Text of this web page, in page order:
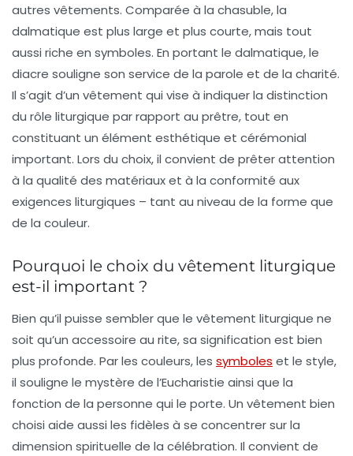
autres vêtements. Comparée à la chasuble, la
dalmatique est plus large et plus courte, mais tout
aussi riche en symboles. En portant le dalmatique, le
diacre souligne son service de la parole et de la charité.
Il s’agit d’un vêtement qui vise à indiquerla distinction
du rôle liturgique par rapport au prêtre, tout en
constituant un élément esthétique et cérémonial
important. Lors du choix, il convient de prêter attention
à la qualité des matériaux et à la conformité aux
exigences liturgiques – tant au niveau de la forme que
de la couleur.
Pourquoi le choix du vêtement liturgique
est-il important ?
Bien qu’il puisse sembler que le vêtement liturgique ne
soit qu’un accessoire au rite, sa signification est bien
plus profonde. Par les couleurs, les symboles et le style,
il souligne le mystère de l’Eucharistie ainsi que la
fonction de la personne qui le porte. Un vêtement bien
choisi aide aussi les fidèles à se concentrer sur la
dimension spirituelle de la célébration. Il convient de